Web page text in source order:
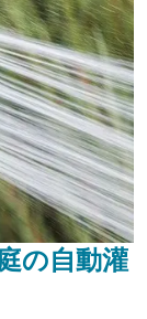
の自動灌